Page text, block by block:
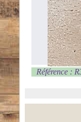
Référence :